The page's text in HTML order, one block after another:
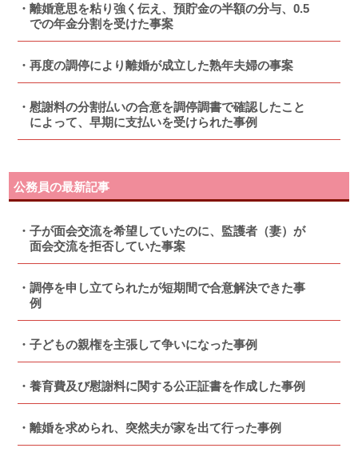
離婚意思を粘り強く伝え、預貯金の半額の分与、0.5
での年金分割を受けた事案
再度の調停により離婚が成立した熟年夫婦の事案
慰謝料の分割払いの合意を調停調書で確認したこと
によって、早期に支払いを受けられた事例
公務員の最新記事
子が面会交流を希望していたのに、監護者（妻）が
面会交流を拒否していた事案
調停を申し立てられたが短期間で合意解決できた事
例
子どもの親権を主張して争いになった事例
養育費及び慰謝料に関する公正証書を作成した事例
離婚を求められ、突然夫が家を出て行った事例